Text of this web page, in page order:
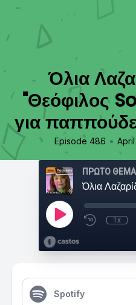
Όλια
"Θεόφιλος
για
Episode 486 •
ΠΡΩΤΟ
1x
Spotify